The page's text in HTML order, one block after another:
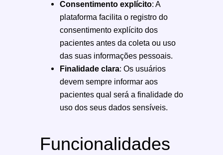
Consentimento explícito: A
plataforma facilita o registro do
consentimento explícito dos
pacientes antes da coleta ou uso
das suas informações pessoais.
Finalidade clara: Os usuários
devem sempre informar aos
pacientes qual será a finalidade do
uso dos seus dados sensíveis.
Funcionalidades